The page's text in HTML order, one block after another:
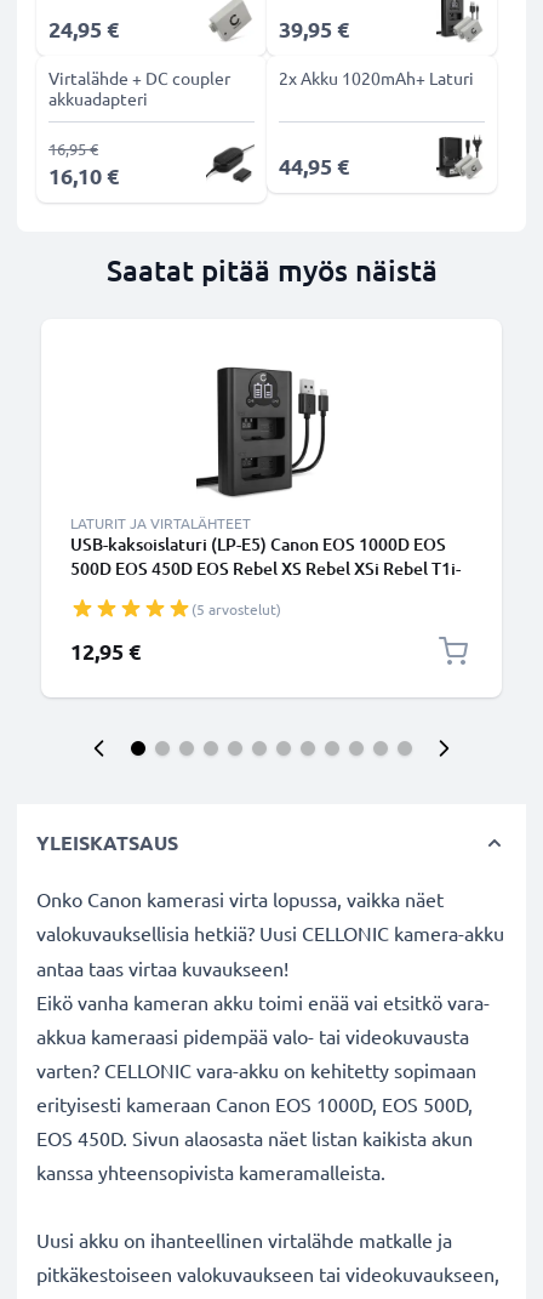
24,95 € 39,95 €
Virtalähde + DC coupler
akkuadapteri
16,10 €
16,95 €
2x Akku 1020mAh+ Laturi
44,95 €
Saatat pitää myös näistä
LATURIT JA VIRTALÄHTEET
USB-kaksoislaturi (LP-E5) Canon EOS 1000D EOS
500D EOS 450D EOS Rebel XS Rebel XSi Rebel T1i-
(5 arvostelut)
12,95 €
YLEISKATSAUS
Onko Canon kamerasi virta lopussa, vaikka näet
valokuvauksellisia hetkiä? Uusi CELLONIC kamera-akku
antaa taas virtaa kuvaukseen!
Eikö vanha kameran akku toimi enää vai etsitkö vara-
akkua kameraasi pidempää valo- tai videokuvausta
varten? CELLONIC vara-akku on kehitetty sopimaan
erityisesti kameraan Canon EOS 1000D, EOS 500D,
EOS 450D. Sivun alaosasta näet listan kaikista akun
kanssa yhteensopivista kameramalleista.
Uusi akku on ihanteellinen virtalähde matkalle ja
pitkäkestoiseen valokuvaukseen tai videokuvaukseen,